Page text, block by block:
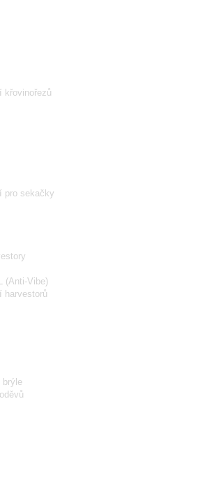
křovinořezů
pro sekačky
(Anti-Vibe)
harvestorů
brýle